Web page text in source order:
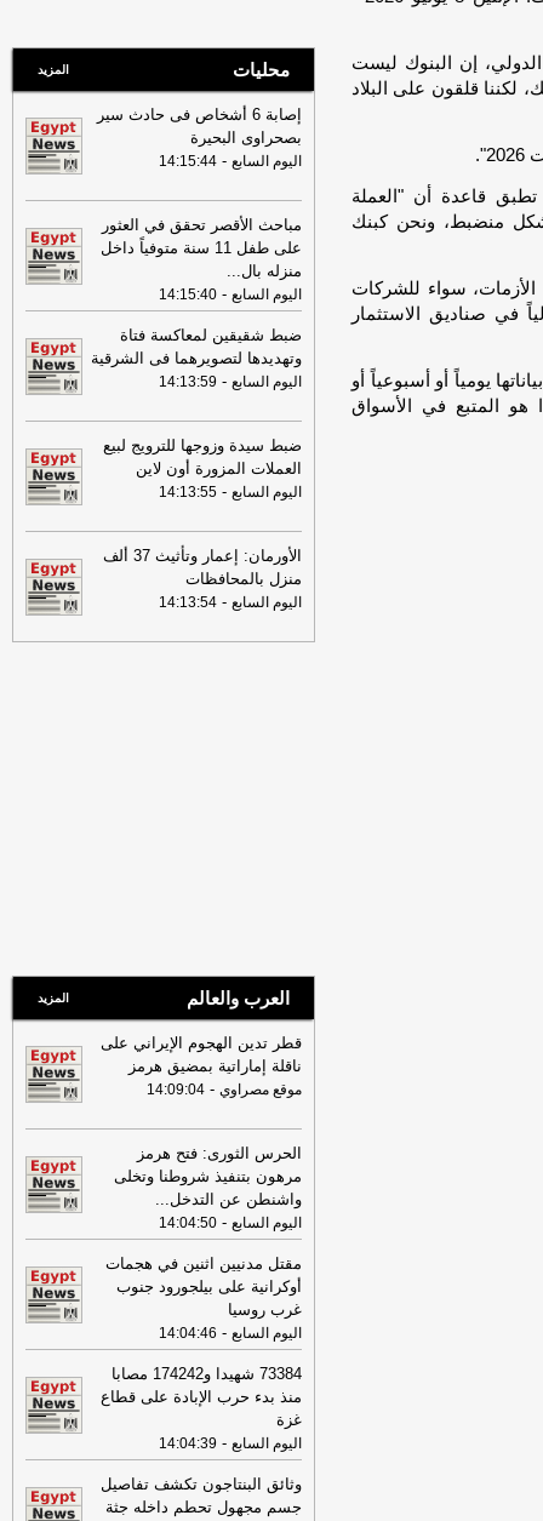
إن البنوك ليست
لكننا قلقون على البلاد
قاعدة أن "العملة
منضبط، ونحن كبنك
الأزمات، سواء للشركات
في صناديق الاستثمار
يومياً أو أسبوعياً أو
هو المتبع في الأسواق
22:27
الحرس الثوري الإيراني يرفض نزع
سلاح "حماس": المحاولة محكوم عليها
بالفشل-لبنانون 24
عناوين الصحف المصرية ليوم
الأحد 02-08-2026
-
07:24
عناوين الصحف المصرية ليوم
السبت 01-08-2026
16:22
ترامب: ضرباتنا ضد إيران
لبنانون 24
12:46
وفاة والد تامر حسني بعد وعكة
08:16
عناوين الصحف المصرية ليوم
الجمعة 31-07-2026
19:49
السيسي: الجهات المعنية باشرت
بمسيّرة على ميناء دمياط-لبنانون 24
09:26
مجلس الوزراء المصري: الحريق
الذي تعرضت له سفينتان في ميناء دمياط
محليات المزيد
إصابة 6 أشخاص فى حادث سير
بصحراوى البحيرة
اليوم السابع -
14:15:44
مباحث الأقصر تحقق في العثور
على طفل 11 سنة متوفياً داخل
منزله بال...
اليوم السابع -
14:15:40
ضبط شقيقين لمعاكسة فتاة
وتهديدها لتصويرهما فى الشرقية
اليوم السابع -
14:13:59
ضبط سيدة وزوجها للترويج لبيع
العملات المزورة أون لاين
اليوم السابع -
14:13:55
الأورمان: إعمار وتأثيث 37 ألف
منزل بالمحافظات
اليوم السابع -
14:13:54
العرب والعالم المزيد
قطر تدين الهجوم الإيراني على
ناقلة إماراتية بمضيق هرمز
موقع مصراوي -
14:09:04
الحرس الثورى: فتح هرمز
مرهون بتنفيذ شروطنا وتخلى
واشنطن عن التدخل...
اليوم السابع -
14:04:50
مقتل مدنيين اثنين في هجمات
أوكرانية على بيلجورود جنوب
غرب روسيا
اليوم السابع -
14:04:46
73384 شهيدا و174242 مصابا
منذ بدء حرب الإبادة على قطاع
غزة
اليوم السابع -
14:04:39
وثائق البنتاجون تكشف تفاصيل
جسم مجهول تحطم داخله جثة